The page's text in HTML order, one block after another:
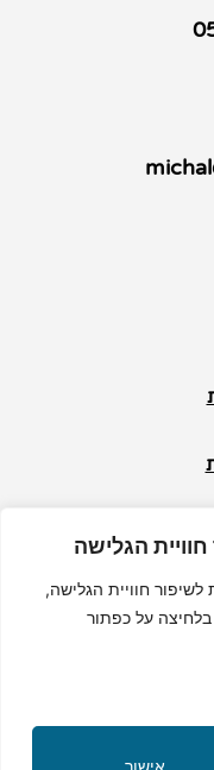
הגלישה
חוויית הגלישה,
על כפתור
אישור
גרי